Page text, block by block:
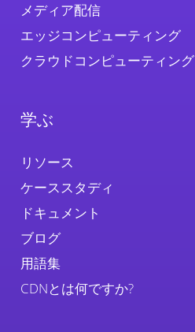
メディア配信
エッジコンピューティング
クラウドコンピューティング
学ぶ
リソース
ケーススタディ
ドキュメント
ブログ
用語集
CDNとは何ですか?